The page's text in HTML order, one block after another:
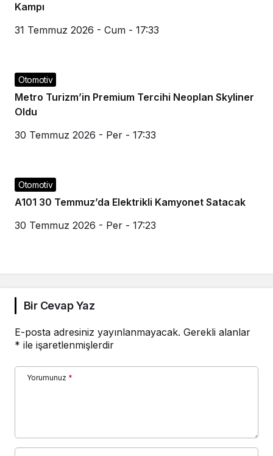
Kampı
31 Temmuz 2026 - Cum - 17:33
Otomotiv
Metro Turizm’in Premium Tercihi Neoplan Skyliner
Oldu
30 Temmuz 2026 - Per - 17:33
Otomotiv
A101 30 Temmuz’da Elektrikli Kamyonet Satacak
30 Temmuz 2026 - Per - 17:23
Bir Cevap Yaz
E-posta adresiniz yayınlanmayacak. Gerekli alanlar
* ile işaretlenmişlerdir
Yorumunuz *